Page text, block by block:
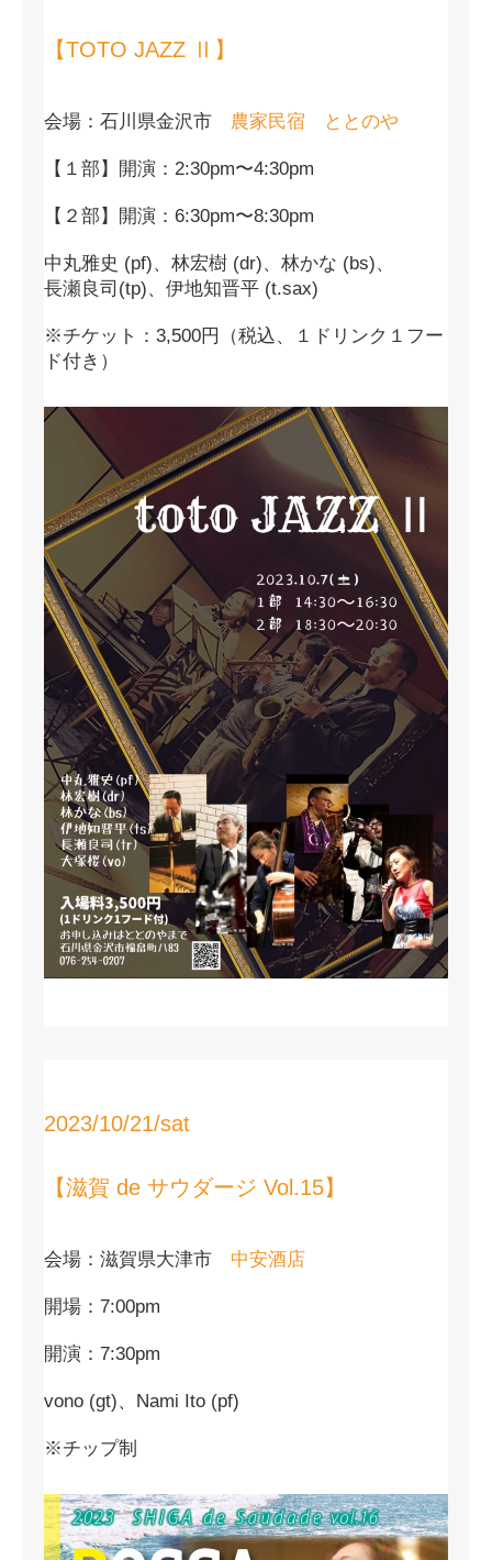
【TOTO JAZZ Ⅱ】
会場：石川県金沢市 農家民宿 ととのや
【１部】開演：2:30pm〜4:30pm
【２部】開演：6:30pm〜8:30pm
中丸雅史 (pf)、林宏樹 (dr)、林かな (bs)、
長瀬良司(tp)、伊地知晋平 (t.sax)
※チケット：3,500円（税込、１ドリンク１フー
ド付き）
2023/10/21/sat
【滋賀 de サウダージ Vol.15】
会場：滋賀県大津市 中安酒店
開場：7:00pm
開演：7:30pm
vono (gt)、Nami Ito (pf)
※チップ制